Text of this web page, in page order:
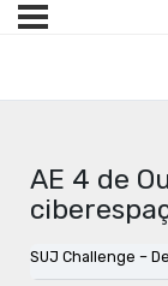
AE 4 de
SUJ Challenge –